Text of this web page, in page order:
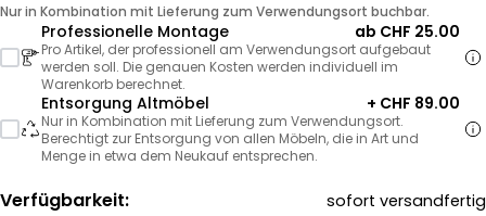
Nur in Kombination mit Lieferung zum Verwendungsort buchbar.
Professionelle Montage ab CHF 25.00
Pro Artikel, der professionell am Verwendungsort aufgebaut
werden soll. Die genauen Kosten werden individuell im
Warenkorb berechnet.
Entsorgung Altmöbel + CHF 89.00
Nur in Kombination mit Lieferung zum Verwendungsort.
Berechtigt zur Entsorgung von allen Möbeln, die in Art und
Menge in etwa dem Neukauf entsprechen.
Verfügbarkeit: sofort versandfertig